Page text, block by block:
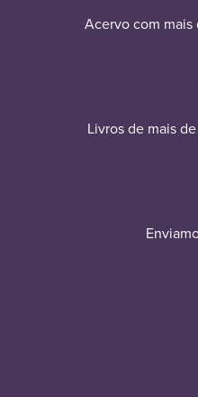
Acervo com
Livros de mais